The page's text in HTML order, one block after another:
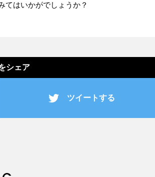
てはいかがでしょうか？
シェア
ツイートする